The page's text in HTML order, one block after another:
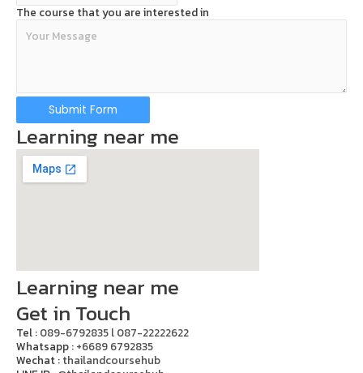
The course that you are interested in
Submit Form
Learning near me
Learning near me
Get in Touch
Tel : 089-6792835 l 087-22222622
Whatsapp : +6689 6792835
Wechat : thailandcoursehub